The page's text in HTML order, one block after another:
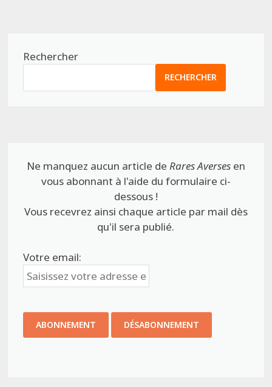
Rechercher
RECHERCHER
Ne manquez aucun article de Rares Aversesen
vous abonnant à l'aide du formulaire ci-
dessous !
Vous recevrez ainsi chaque article par mail dès
qu'il sera publié.
Votre email: